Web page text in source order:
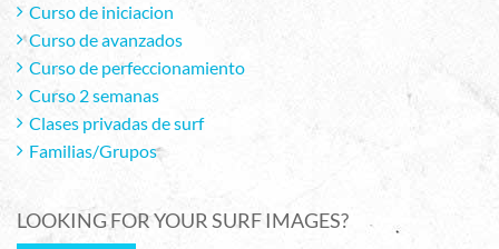
Curso de iniciacion
Curso de avanzados
Curso de perfeccionamiento
Curso 2 semanas
Clases privadas de surf
Familias/Grupos
LOOKING FOR YOUR SURF IMAGES?